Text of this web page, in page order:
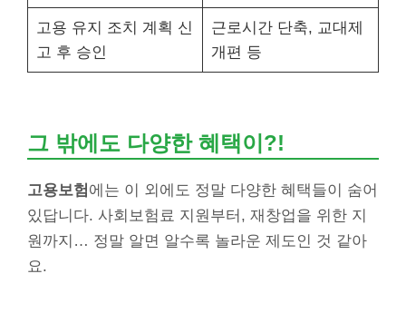
고용 유지 조치 계획 신
고 후 승인
근로시간 단축, 교대제
개편 등
그 밖에도 다양한 혜택이?!
고용보험에는 이 외에도 정말 다양한 혜택들이 숨어
있답니다. 사회보험료 지원부터, 재창업을 위한 지
원까지… 정말 알면 알수록 놀라운 제도인 것 같아
요.